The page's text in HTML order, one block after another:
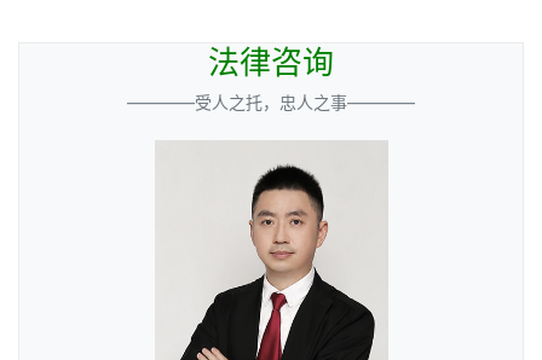
法律咨询
————受人之托，忠人之事————